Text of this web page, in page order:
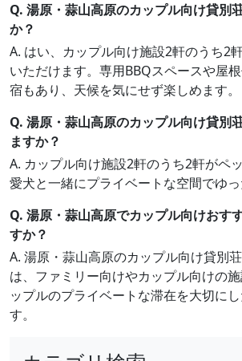
Q. 湯原・蒜山高原のカップル向け貸別
か？
A. はい、カップル向け施設2軒のうち2
いただけます。専用BBQスペースや屋
宿もあり、天候を気にせず楽しめます。
Q. 湯原・蒜山高原のカップル向け貸別
ますか？
A. カップル向け施設2軒のうち2軒がペ
愛犬と一緒にプライベートな空間でゆっ
Q. 湯原・蒜山高原でカップル向けおす
すか？
A. 湯原・蒜山高原のカップル向け貸別
は、ファミリー向けやカップル向けの
ップルのプライベートな滞在を大切に
す。